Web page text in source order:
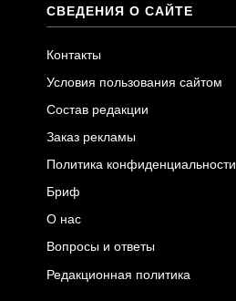
СВЕДЕНИЯ О САЙТЕ
Контакты
Условия пользования сайтом
Состав редакции
Заказ рекламы
Политика конфиденциальности
Бриф
О нас
Вопросы и ответы
Редакционная политика